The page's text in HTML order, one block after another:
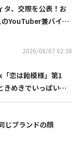
タ、交際を公表！お
YouTuber兼バイオ
2026/08/07 02:38
恋は飴模様」第1
きめきでいっぱいの
じブランドの顔